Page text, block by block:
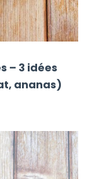
– 3 idées
ananas)